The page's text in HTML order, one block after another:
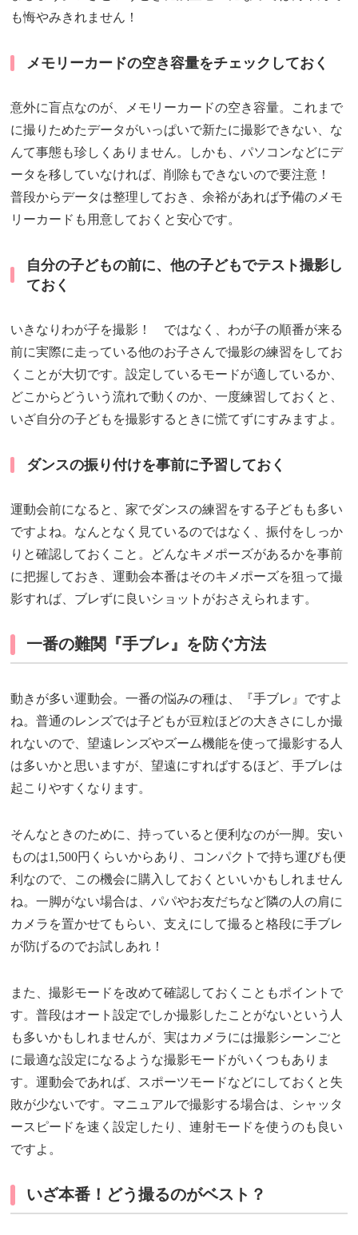
も悔やみきれません！
メモリーカードの空き容量をチェックしておく
意外に盲点なのが、メモリーカードの空き容量。これまで
に撮りためたデータがいっぱいで新たに撮影できない、な
んて事態も珍しくありません。しかも、パソコンなどにデ
ータを移していなければ、削除もできないので要注意！
普段からデータは整理しておき、余裕があれば予備のメモ
リーカードも用意しておくと安心です。
自分の子どもの前に、他の子どもでテスト撮影し
ておく
いきなりわが子を撮影！ ではなく、わが子の順番が来る
前に実際に走っている他のお子さんで撮影の練習をしてお
くことが大切です。設定しているモードが適しているか、
どこからどういう流れで動くのか、一度練習しておくと、
いざ自分の子どもを撮影するときに慌てずにすみますよ。
ダンスの振り付けを事前に予習しておく
運動会前になると、家でダンスの練習をする子どもも多い
ですよね。なんとなく見ているのではなく、振付をしっか
りと確認しておくこと。どんなキメポーズがあるかを事前
に把握しておき、運動会本番はそのキメポーズを狙って撮
影すれば、ブレずに良いショットがおさえられます。
一番の難関『手ブレ』を防ぐ方法
動きが多い運動会。一番の悩みの種は、『手ブレ』ですよ
ね。普通のレンズでは子どもが豆粒ほどの大きさにしか撮
れないので、望遠レンズやズーム機能を使って撮影する人
は多いかと思いますが、望遠にすればするほど、手ブレは
起こりやすくなります。
そんなときのために、持っていると便利なのが一脚。安い
ものは1,500円くらいからあり、コンパクトで持ち運びも便
利なので、この機会に購入しておくといいかもしれません
ね。一脚がない場合は、パパやお友だちなど隣の人の肩に
カメラを置かせてもらい、支えにして撮ると格段に手ブレ
が防げるのでお試しあれ！
また、撮影モードを改めて確認しておくこともポイントで
す。普段はオート設定でしか撮影したことがないという人
も多いかもしれませんが、実はカメラには撮影シーンごと
に最適な設定になるような撮影モードがいくつもありま
す。運動会であれば、スポーツモードなどにしておくと失
敗が少ないです。マニュアルで撮影する場合は、シャッタ
ースピードを速く設定したり、連射モードを使うのも良い
ですよ。
いざ本番！どう撮るのがベスト？